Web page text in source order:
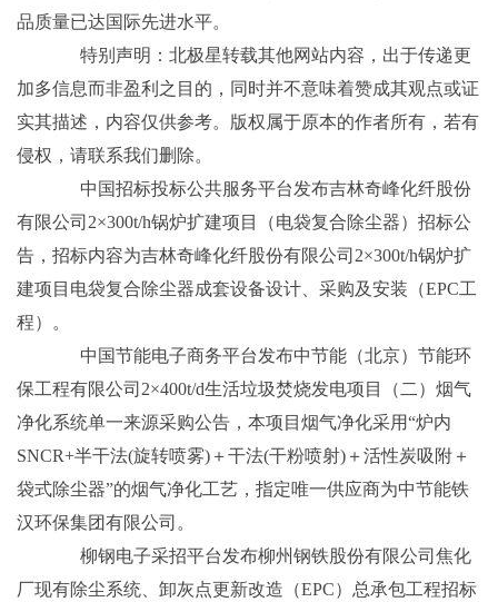
品质量已达国际先进水平。
特别声明：北极星转载其他网站内容，出于传递更
加多信息而非盈利之目的，同时并不意味着赞成其观点或证
实其描述，内容仅供参考。版权属于原本的作者所有，若有
侵权，请联系我们删除。
中国招标投标公共服务平台发布吉林奇峰化纤股份
有限公司2×300t/h锅炉扩建项目（电袋复合除尘器）招标公
告，招标内容为吉林奇峰化纤股份有限公司2×300t/h锅炉扩
建项目电袋复合除尘器成套设备设计、采购及安装（EPC工
程）。
中国节能电子商务平台发布中节能（北京）节能环
保工程有限公司2×400t/d生活垃圾焚烧发电项目（二）烟气
净化系统单一来源采购公告，本项目烟气净化采用“炉内
SNCR+半干法(旋转喷雾)＋干法(干粉喷射)＋活性炭吸附＋
袋式除尘器”的烟气净化工艺，指定唯一供应商为中节能铁
汉环保集团有限公司。
柳钢电子采招平台发布柳州钢铁股份有限公司焦化
厂现有除尘系统、卸灰点更新改造（EPC）总承包工程招标